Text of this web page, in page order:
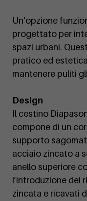
Un'opzione
progettato per
spazi urbani.
pratico ed
mantenere puliti
Design
Il cestino
compone di un
supporto
acciaio zincato a
anello superiore
l’introduzione dei
zincata e ricavati